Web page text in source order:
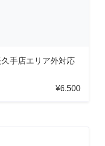
手店エリア外対応
¥6,500